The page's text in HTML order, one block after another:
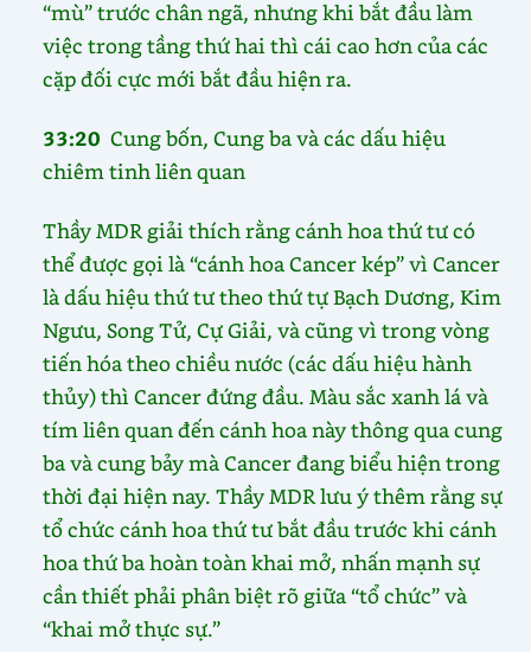
“mù” trước chân ngã, nhưng khi bắt đầu làm
việc trong tầng thứ hai thì cái cao hơn của các
cặp đối cực mới bắt đầu hiện ra.
33:20Cung bốn, Cung ba và các dấu hiệu
chiêm tinh liên quan
Thầy MDR giải thích rằng cánh hoa thứ tư có
thể được gọi là “cánh hoa Cancer kép” vì Cancer
là dấu hiệu thứ tư theo thứ tự Bạch Dương, Kim
Ngưu, Song Tử, Cự Giải, và cũng vì trong vòng
tiến hóa theo chiều nước (các dấu hiệu hành
thủy) thì Cancer đứng đầu. Màu sắc xanh lá và
tím liên quan đến cánh hoa này thông qua cung
ba và cung bảy mà Cancer đang biểu hiện trong
thời đại hiện nay. Thầy MDR lưu ý thêm rằng sự
tổ chức cánh hoa thứ tư bắt đầu trước khi cánh
hoa thứ ba hoàn toàn khai mở, nhấn mạnh sự
cần thiết phải phân biệt rõ giữa “tổ chức” và
“khai mở thực sự.”